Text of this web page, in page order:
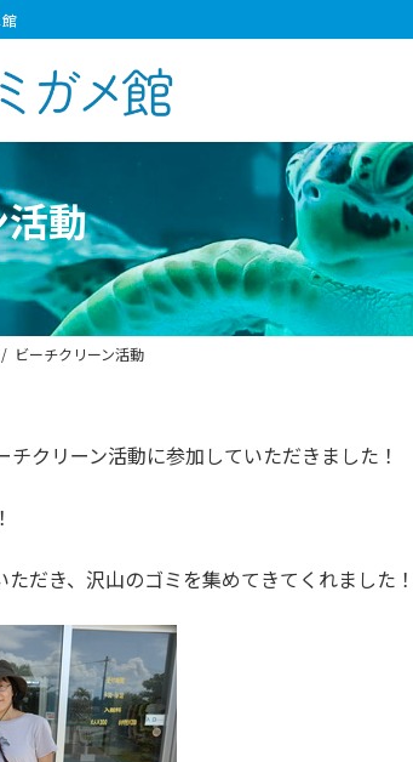
動
ビーチクリーン活動
クリーン活動に参加していただきました！
だき、沢山のゴミを集めてきてくれました！